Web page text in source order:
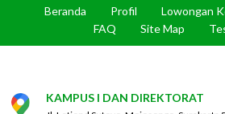
Beranda Profil Lowongan
FAQ
Site Map
KAMPUS I DAN DIREKTORAT